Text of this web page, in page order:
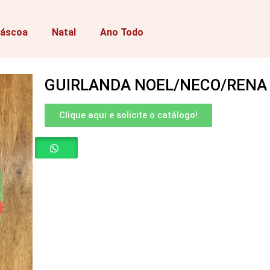
Natal Ano Todo
GUIRLANDA NOEL/NECO/RENA
Clique aqui e solicite o catálogo!
GUIRLANDA
NOEL/NECO/RENA